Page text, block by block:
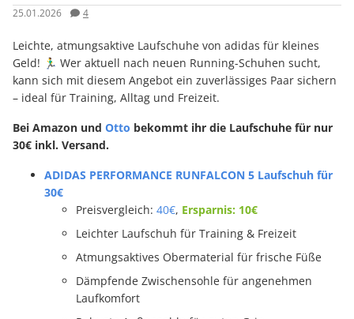
25.01.2026 4
Leichte, atmungsaktive Laufschuhe von adidas für kleines
Geld! 🏃‍♂️ Wer aktuell nach neuen Running-Schuhen sucht,
kann sich mit diesem Angebot ein zuverlässiges Paar sichern
– ideal für Training, Alltag und Freizeit.
Bei Amazon und Otto bekommt ihr die Laufschuhe für nur
30€ inkl. Versand.
ADIDAS PERFORMANCE RUNFALCON 5 Laufschuh für
30€
Preisvergleich: 40€, Ersparnis: 10€
Leichter Laufschuh für Training & Freizeit
Atmungsaktives Obermaterial für frische Füße
Dämpfende Zwischensohle für angenehmen
Laufkomfort